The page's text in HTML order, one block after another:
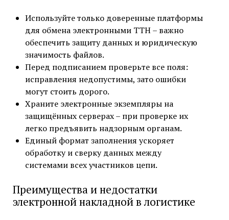
Используйте только доверенные платформы
для обмена электронными ТТН – важно
обеспечить защиту данных и юридическую
значимость файлов.
Перед подписанием проверьте все поля:
исправления недопустимы, зато ошибки
могут стоить дорого.
Храните электронные экземпляры на
защищённых серверах – при проверке их
легко предъявить надзорным органам.
Единый формат заполнения ускоряет
обработку и сверку данных между
системами всех участников цепи.
Преимущества и недостатки
электронной накладной в логистике